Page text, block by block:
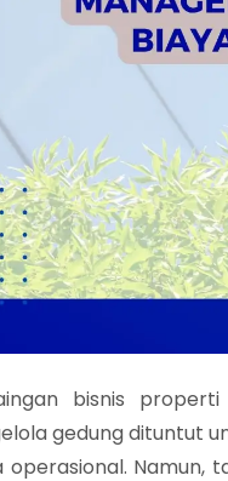
bisnis
gedung dituntut
operasional. Namun,